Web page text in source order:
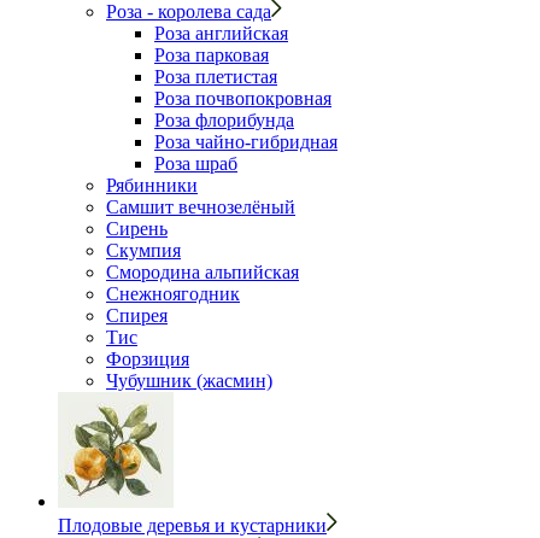
Роза - королева сада
Роза английская
Роза парковая
Роза плетистая
Роза почвопокровная
Роза флорибунда
Роза чайно-гибридная
Роза шраб
Рябинники
Самшит вечнозелёный
Сирень
Скумпия
Смородина альпийская
Снежноягодник
Спирея
Тис
Форзиция
Чубушник (жасмин)
Плодовые деревья и кустарники